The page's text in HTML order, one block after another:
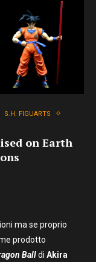
S.H. FIGUARTS
on Earth
ma se proprio
prodotto
Balldi Akira